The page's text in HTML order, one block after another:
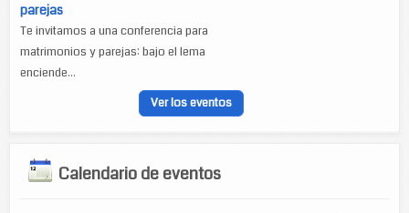
parejas
Te invitamos a una conferencia para
matrimonios y parejas: bajo el lema
enciende...
Ver los eventos
Calendario de eventos